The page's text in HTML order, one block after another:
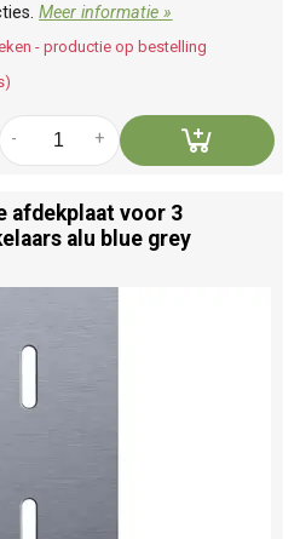
Meer informatie »
- productie op bestelling
+
-
afdekplaat voor 3
alu blue grey